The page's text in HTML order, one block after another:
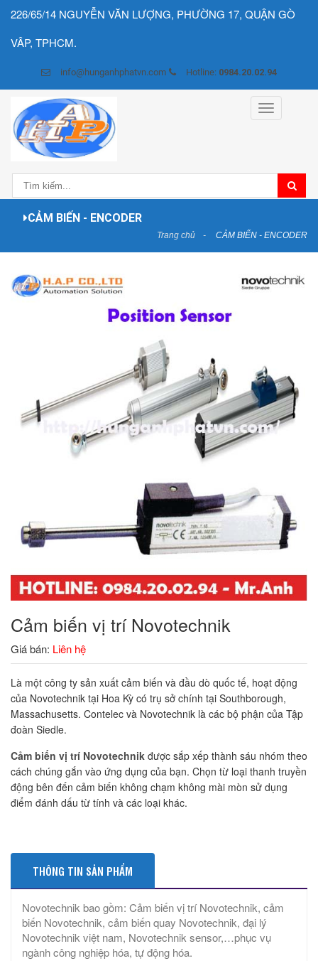
226/65/14 NGUYỄN VĂN LƯỢNG, PHƯỜNG 17, QUẬN GÒ
VÂP, TPHCM.
info@hunganhphatvn.com Hotline: 0984.20.02.94
Toggle
navigation
CẢM BIẾN - ENCODER
Trang chủ CẢM BIẾN - ENCODER
Cảm biến vị trí Novotechnik
Giá bán: Liên hệ
Là một công ty sản xuất cảm biến và đầu dò quốc tế, hoạt động
của Novotechnik tại Hoa Kỳ có trụ sở chính tại Southborough,
Massachusetts. Contelec và Novotechnik là các bộ phận của Tập
đoàn Siedle.
Cảm biến vị trí Novotechnik được sắp xếp thành sáu nhóm theo
cách chúng gắn vào ứng dụng của bạn. Chọn từ loại thanh truyền
động bên đến cảm biến không chạm không mài mòn sử dụng
điểm đánh dấu từ tính và các loại khác.
THÔNG TIN SẢN PHẨM
Novotechnik bao gồm: Cảm biến vị trí Novotechnik, cảm
biến Novotechnik, cảm biến quay Novotechnik, đại lý
Novotechnik việt nam, Novotechnik sensor,…phục vụ
ngành công nghiệp hóa, tự động hóa.